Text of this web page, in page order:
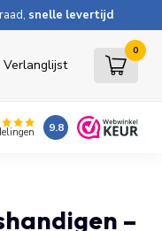
snelle levertijd
Verlanglijst
0
9.8
–